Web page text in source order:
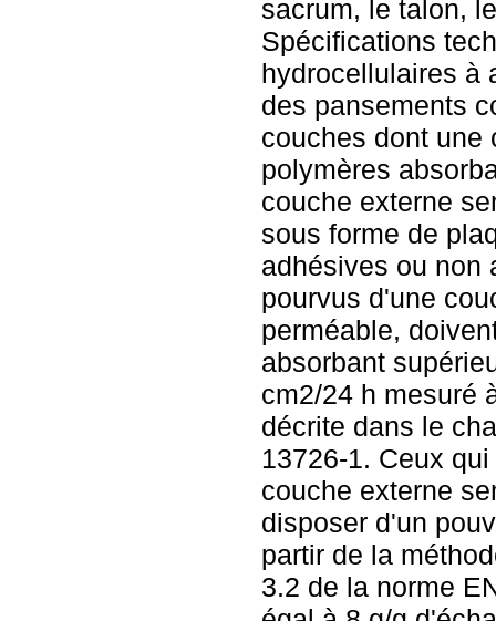
sacrum, le talon,
Spécifications
hydrocellulaires à
des pansements
couches dont une
polymères
couche externe
sous forme de
adhésives ou non
pourvus d'une
perméable,
absorbant
cm2/24 h mesuré
décrite dans le
13726-1. Ceux
couche externe
disposer d'un
partir de la
3.2 de la norme